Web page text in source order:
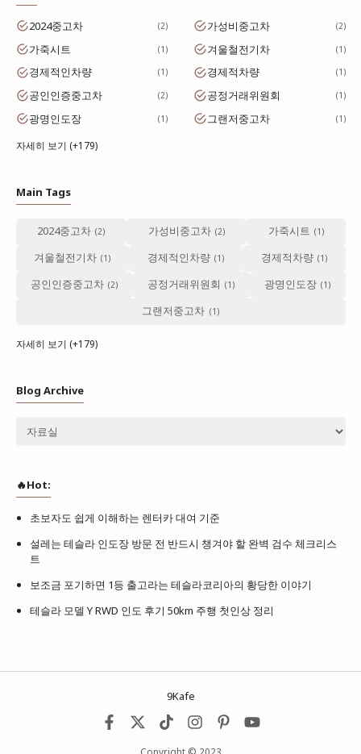
2024중고차 2 가성비중고차 2
가죽시트 1 겨울철전기차 1
경제적인차량 1 경제적차량 1
공인인증중고차 2 공정거래위원회 1
광명인도장 1 그랜저중고차 1
자세히 보기 (+179)
Main Tags
2024중고차 가성비중고차
가죽시트
겨울철전기차
경제적인차량
경제적차량
공인인증중고차
공정거래위원회
광명인도장
그랜저중고차
자세히 보기 (+179)
Blog Archive
🔥Hot:
초보자도 쉽게 이해하는 렌터카 대여 기준
설레는 테슬라 인도장 방문 전 반드시 챙겨야 할 완벽 검수 체크리스
트
보조금 포기하면 1등 출고라는 테슬라코리아의 황당한 이야기
테슬라 모델 Y RWD 인도 후기 50km 주행 첫인상 정리
9Kafe